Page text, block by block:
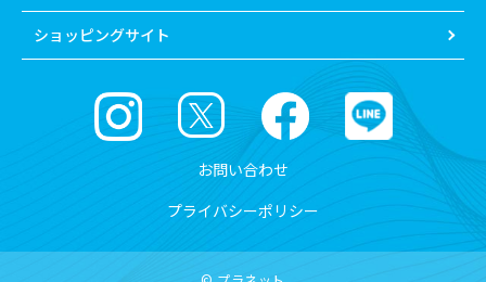
ショッピングサイト
お問い合わせ
プライバシーポリシー